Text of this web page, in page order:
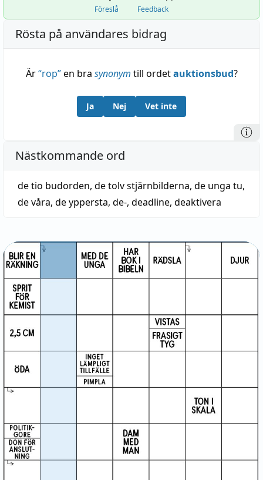
Föreslå Feedback
Rösta på användares bidrag
Är“rop”en bra synonym till ordetauktionsbud?
Ja Nej Vet inte
Nästkommande ord
de tio budorden, de tolv stjärnbilderna, de unga tu,
de våra, de yppersta, de-, deadline, deaktivera